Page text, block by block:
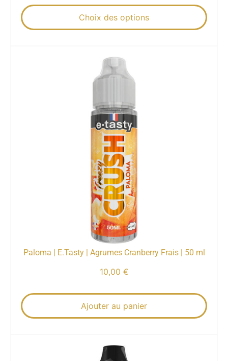
Choix des options
Paloma | E.Tasty | Agrumes Cranberry Frais | 50 ml
10,00 €
Ajouter au panier